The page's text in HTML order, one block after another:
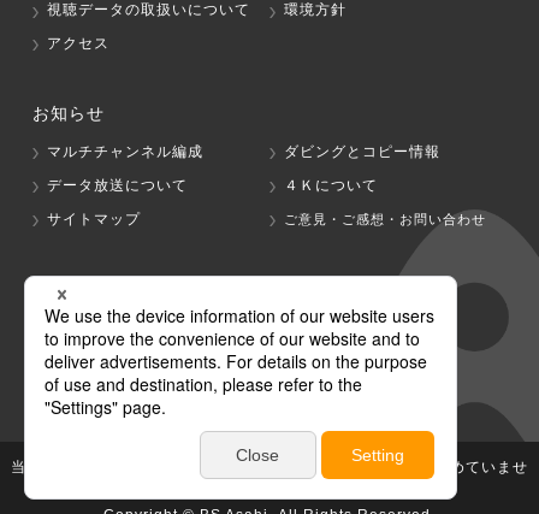
視聴データの取扱いについて
環境方針
アクセス
お知らせ
マルチチャンネル編成
ダビングとコピー情報
データ放送について
４Ｋについて
サイトマップ
ご意見・ご感想・お問い合わせ
グループ会社
テレビ朝日 テレ朝チャンネル
当社が著作権、著作隣接権を有する放送番組等の無断利用は認めていませ
ん。